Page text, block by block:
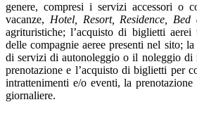
genere, compresi i servizi accessori o
vacanze, Hotel, Resort, Residence, Bed
agrituristiche; l’acquisto di biglietti aerei
delle compagnie aeree presenti nel sito;
di servizi di autonoleggio o il noleggio di
prenotazione e l’acquisto di biglietti per
intrattenimenti e/o eventi, la prenotazione
giornaliere.